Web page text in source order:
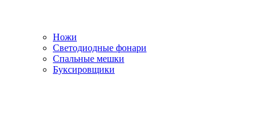
Ножи
Светодиодные фонари
Спальные мешки
Буксировщики